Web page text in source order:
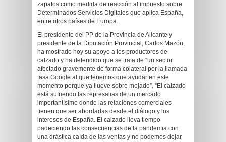
zapatos como medida de reacción al impuesto sobre
Determinados Servicios Digitales que aplica España,
entre otros países de Europa.
El presidente del PP de la Provincia de Alicante y
presidente de la Diputación Provincial, Carlos Mazón,
ha mostrado hoy su apoyo a los productores de
calzado y ha defendido que se trata de “un sector
afectado gravemente de forma colateral por la llamada
tasa Google al que tenemos que ayudar en este
momento porque ya llueve sobre mojado”. “El calzado
está sufriendo las represalias de un mercado
importantísimo donde las relaciones comerciales
tienen que ser abordadas desde el diálogo y los
intereses de España. El calzado lleva tiempo
padeciendo las consecuencias de la pandemia con
una drástica caída de las ventas y no podemos dejar